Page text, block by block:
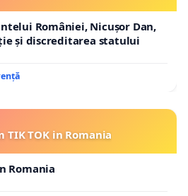
României, Nicușor Dan,
și discreditarea statului
TIK TOK in Romania
Romania